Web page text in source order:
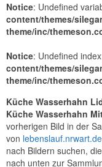
Notice: Undefined
content/themes/
theme/inc/
Notice: Undefined
content/themes/
theme/inc/
Küche Wasserhahn
Küche Wasserhahn
vorherigen Bild in der
von lebenslauf.nrwart.de
nach Bildern suchen,
nach unten zur